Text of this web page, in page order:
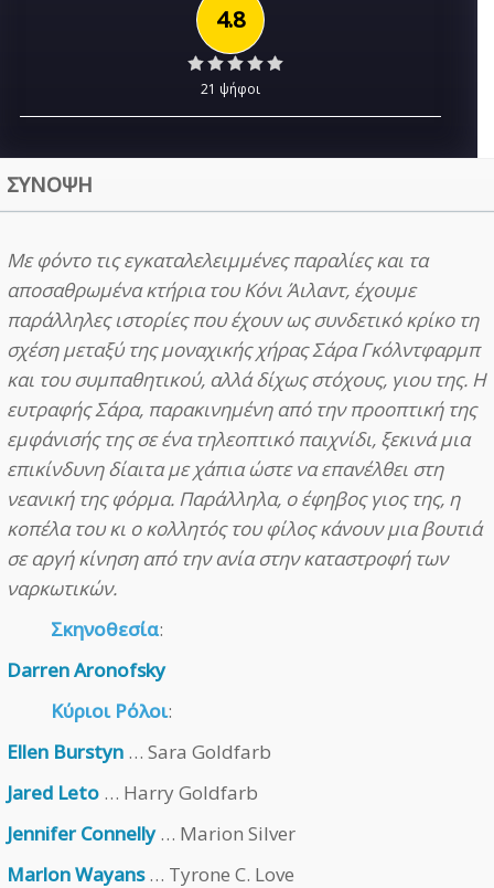
4.8
21 ψήφοι
ΣΥΝΟΨΗ
Με φόντο τις εγκαταλελειμμένες παραλίες και τα
αποσαθρωμένα κτήρια του Κόνι Άιλαντ, έχουμε
παράλληλες ιστορίες που έχουν ως συνδετικό κρίκο τη
σχέση µεταξύ της µοναχικής χήρας Σάρα Γκόλντφαρµπ
και του συµπαθητικού, αλλά δίχως στόχους, γιου της. Η
ευτραφής Σάρα, παρακινηµένη από την προοπτική της
εµφάνισής της σε ένα τηλεοπτικό παιχνίδι, ξεκινά µια
επικίνδυνη δίαιτα µε χάπια ώστε να επανέλθει στη
νεανική της φόρµα. Παράλληλα, ο έφηβος γιος της, η
κοπέλα του κι ο κολλητός του φίλος κάνουν µια βουτιά
σε αργή κίνηση από την ανία στην καταστροφή των
ναρκωτικών.
Σκηνοθεσία:
Darren Aronofsky
Κύριοι Ρόλοι:
Ellen Burstyn … Sara Goldfarb
Jared Leto … Harry Goldfarb
Jennifer Connelly… Marion Silver
Marlon Wayans… Tyrone C. Love